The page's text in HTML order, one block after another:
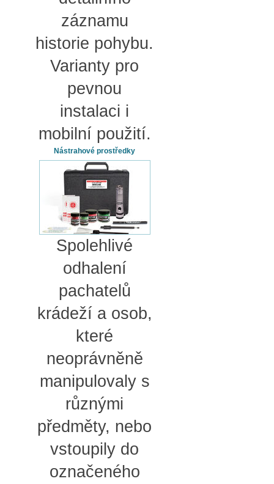
záznamu
historie pohybu.
Varianty pro
pevnou
instalaci i
mobilní použití.
Nástrahové prostředky
Spolehlivé
odhalení
pachatelů
krádeží a osob,
které
neoprávněně
manipulovaly s
různými
předměty, nebo
vstoupily do
označeného